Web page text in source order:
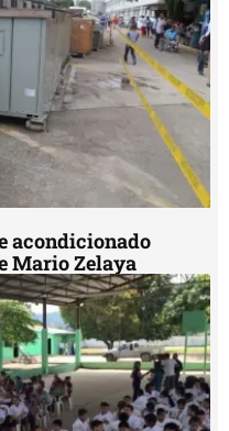
acondicionado
Mario Zelaya